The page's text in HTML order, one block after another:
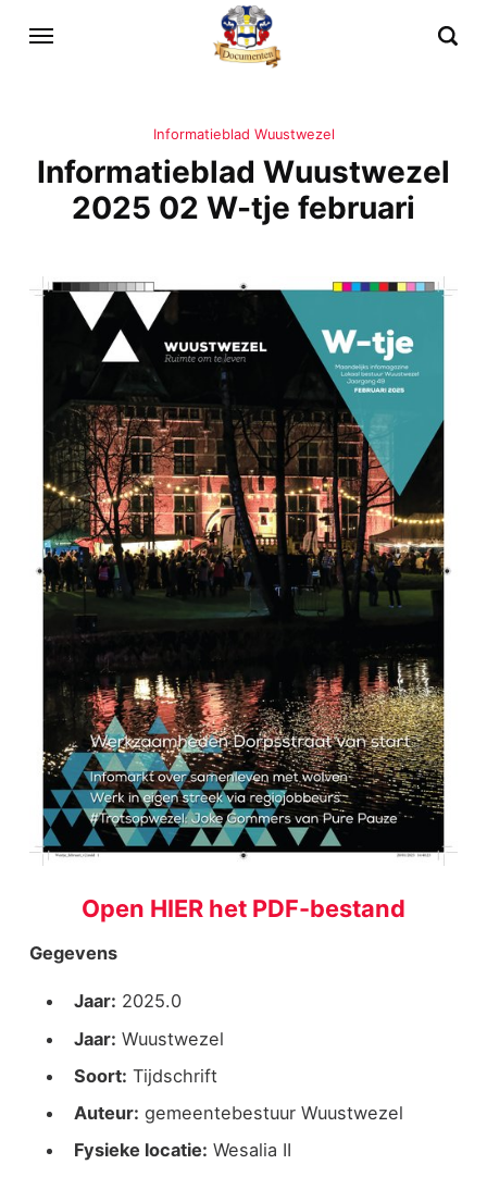
Informatieblad Wuustwezel
Informatieblad Wuustwezel
2025 02 W-tje februari
Open HIER het PDF-bestand
Gegevens
Jaar: 2025.0
Jaar: Wuustwezel
Soort: Tijdschrift
Auteur: gemeentebestuur Wuustwezel
Fysieke locatie: Wesalia II